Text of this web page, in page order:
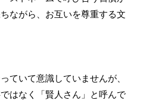
ながら、お互いを尊重する文
ていて意識していませんが、
はなく「賢人さん」と呼んで